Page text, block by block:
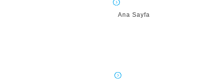
Ana Sayfa